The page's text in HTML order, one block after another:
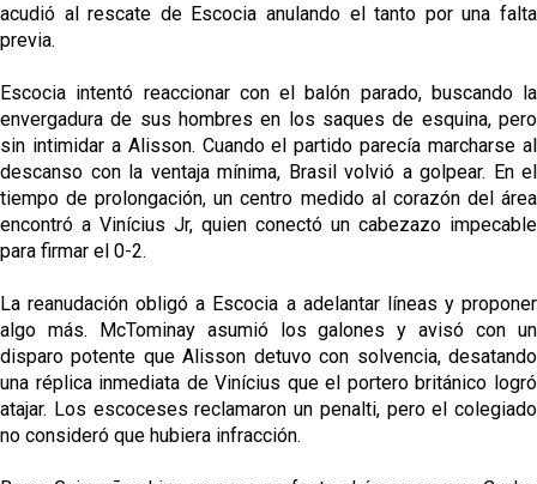
acudió al rescate de Escocia anulando el tanto por una falta
previa.
Escocia intentó reaccionar con el balón parado, buscando la
envergadura de sus hombres en los saques de esquina, pero
sin intimidar a Alisson. Cuando el partido parecía marcharse al
descanso con la ventaja mínima, Brasil volvió a golpear. En el
tiempo de prolongación, un centro medido al corazón del área
encontró a Vinícius Jr, quien conectó un cabezazo impecable
para firmar el 0-2.
La reanudación obligó a Escocia a adelantar líneas y proponer
algo más. McTominay asumió los galones y avisó con un
disparo potente que Alisson detuvo con solvencia, desatando
una réplica inmediata de Vinícius que el portero británico logró
atajar. Los escoceses reclamaron un penalti, pero el colegiado
no consideró que hubiera infracción.